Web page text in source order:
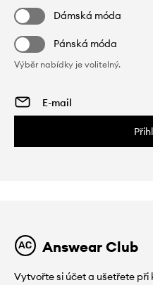
Dámská móda
Pánská móda
Výběr nabídky je volitelný.
Answear Club
Vytvořte si účet a ušetřete